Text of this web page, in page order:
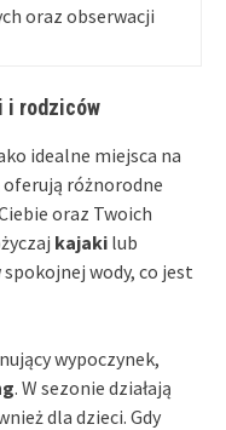
oraz obserwacji
i rodziców
idealne miejsca na
różnorodne
oraz Twoich
kajaki lub
wody, co jest
wypoczynek,
. W sezonie działają
dla dzieci. Gdy